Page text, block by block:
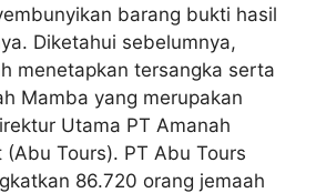
barang bukti hasil
Diketahui sebelumnya,
menetapkan tersangka serta
Mamba yang merupakan
Utama PT Amanah
(Abu Tours). PT Abu Tours
86.720 orang jemaah